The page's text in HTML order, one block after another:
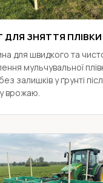
ДЛЯ ЗНЯТТЯ ПЛІВКИ
для швидкого та
мульчувальної
залишків у ґрунті
врожаю.